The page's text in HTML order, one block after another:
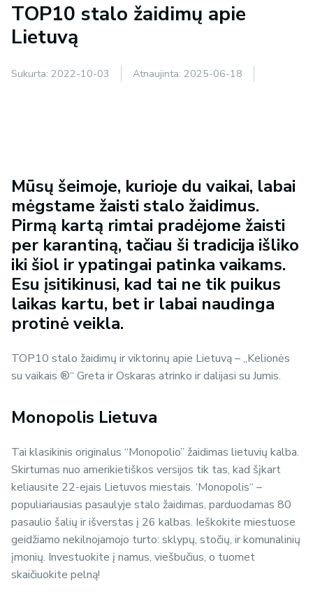
TOP10 stalo žaidimų apie
Lietuvą
Sukurta: 2022-10-03 Atnaujinta: 2025-06-18
Mūsų šeimoje, kurioje du vaikai, labai
mėgstame žaisti stalo žaidimus.
Pirmą kartą rimtai pradėjome žaisti
per karantiną, tačiau ši tradicija išliko
iki šiol ir ypatingai patinka vaikams.
Esu įsitikinusi, kad tai ne tik puikus
laikas kartu, bet ir labai naudinga
protinė veikla.
TOP10 stalo žaidimų ir viktorinų apie Lietuvą – „Kelionės
su vaikais ®“ Greta ir Oskaras atrinko ir dalijasi su Jumis.
Monopolis Lietuva
Tai klasikinis originalus “Monopolio” žaidimas lietuvių kalba.
Skirtumas nuo amerikietiškos versijos tik tas, kad šįkart
keliausite 22-ejais Lietuvos miestais. ‘Monopolis“ –
populiariausias pasaulyje stalo žaidimas, parduodamas 80
pasaulio šalių ir išverstas į 26 kalbas. Ieškokite miestuose
geidžiamo nekilnojamojo turto: sklypų, stočių, ir komunalinių
įmonių. Investuokite į namus, viešbučius, o tuomet
skaičiuokite pelną!